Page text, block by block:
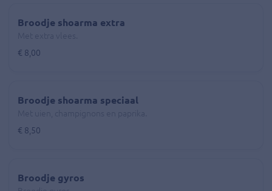
Broodje shoarma extra
€ 8,00
Broodje shoarma speciaal
€ 8,50
Broodje gyros